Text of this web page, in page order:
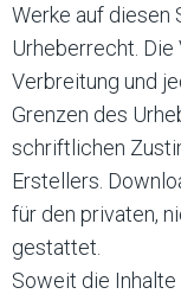
Werke auf diesen
Urheberrecht. Die
Verbreitung und
Grenzen des
schriftlichen
Erstellers.
für den privaten,
gestattet.
Soweit die